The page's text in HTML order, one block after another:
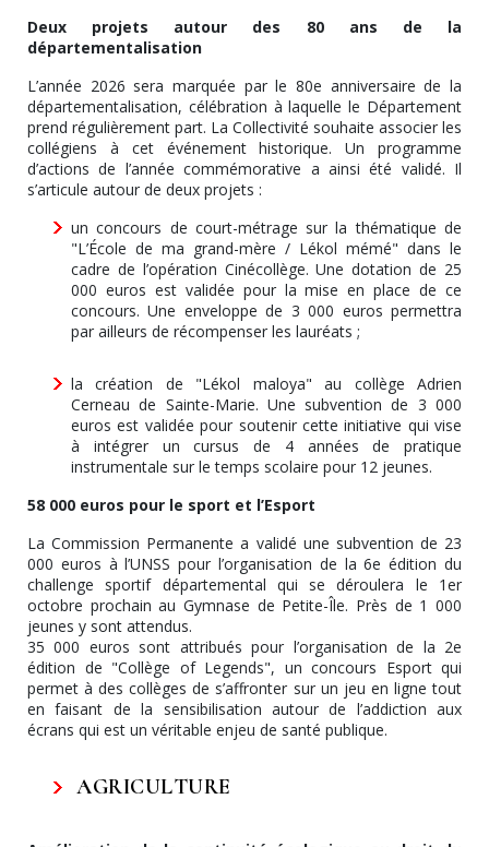
Deux projets autour des 80 ans de la
départementalisation
L’année 2026 sera marquée par le 80e anniversaire de la
départementalisation, célébration à laquelle le Département
prend régulièrement part. La Collectivité souhaite associer les
collégiens à cet événement historique. Un programme
d’actions de l’année commémorative a ainsi été validé. Il
s’articule autour de deux projets :
un concours de court-métrage sur la thématique de
"L’École de ma grand-mère / Lékol mémé" dans le
cadre de l’opération Cinécollège. Une dotation de 25
000 euros est validée pour la mise en place de ce
concours. Une enveloppe de 3 000 euros permettra
par ailleurs de récompenser les lauréats ;
la création de "Lékol maloya" au collège Adrien
Cerneau de Sainte-Marie. Une subvention de 3 000
euros est validée pour soutenir cette initiative qui vise
à intégrer un cursus de 4 années de pratique
instrumentale sur le temps scolaire pour 12 jeunes.
58 000 euros pour le sport et l’Esport
La Commission Permanente a validé une subvention de 23
000 euros à l’UNSS pour l’organisation de la 6e édition du
challenge sportif départemental qui se déroulera le 1er
octobre prochain au Gymnase de Petite-Île. Près de 1 000
jeunes y sont attendus.
35 000 euros sont attribués pour l’organisation de la 2e
édition de "Collège of Legends", un concours Esport qui
permet à des collèges de s’affronter sur un jeu en ligne tout
en faisant de la sensibilisation autour de l’addiction aux
écrans qui est un véritable enjeu de santé publique.
AGRICULTURE